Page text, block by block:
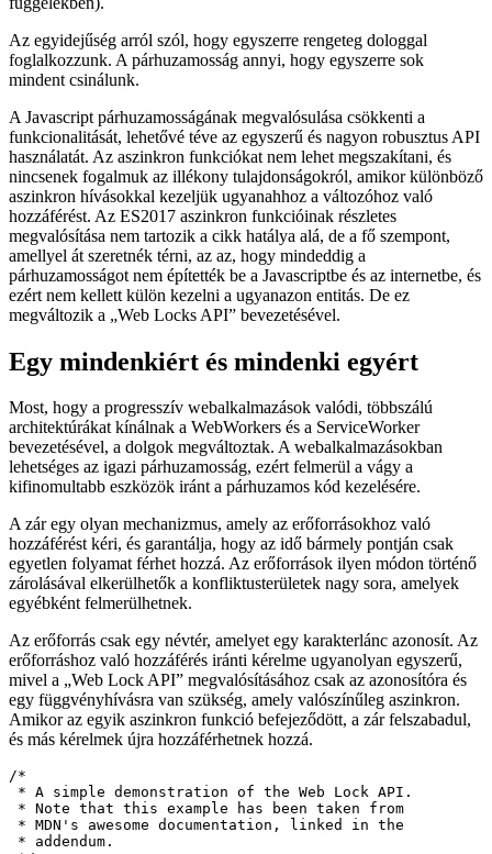
A Javascript aszinkron funkciói nem igazán párhuzamosak. Az
ES2017-től kezdődően a Javascript támogatja az egyidejű
függvényhívásokat. A különbséget Madhavan Nagarajan nagyon
szépen összefoglalja a következő állításban (link megtalálható a
függelékben).
Az egyidejűség arról szól, hogy egyszerre rengeteg dologgal
foglalkozzunk. A párhuzamosság annyi, hogy egyszerre sok
mindent csinálunk.
A Javascript párhuzamosságának megvalósulása csökkenti a
funkcionalitását, lehetővé téve az egyszerű és nagyon robusztus API
használatát. Az aszinkron funkciókat nem lehet megszakítani, és
nincsenek fogalmuk az illékony tulajdonságokról, amikor különböző
aszinkron hívásokkal kezeljük ugyanahhoz a változóhoz való
hozzáférést. Az ES2017 aszinkron funkcióinak részletes
megvalósítása nem tartozik a cikk hatálya alá, de a fő szempont,
párhuzamosságot nem építették be a Javascriptbe és az internetbe, és
megváltozik a „Web Locks API” bevezetésével.
Egy mindenkiért és mindenki egyért
Most, hogy a progresszív webalkalmazások valódi, többszálú
architektúrákat kínálnak a WebWorkers és a ServiceWorker
bevezetésével, a dolgok megváltoztak. A webalkalmazásokban
lehetséges az igazi párhuzamosság, ezért felmerül a vágy a
kifinomultabb eszközök iránt a párhuzamos kód kezelésére.
A zár egy olyan mechanizmus, amely az erőforrásokhoz való
hozzáférést kéri, és garantálja, hogy az idő bármely pontján csak
egyetlen folyamat férhet hozzá. Az erőforrások ilyen módon történő
zárolásával elkerülhetők a konfliktusterületek nagy sora, amelyek
egyébként felmerülhetnek.
Az erőforrás csak egy névtér, amelyet egy karakterlánc azonosít. Az
erőforráshoz való hozzáférés iránti kérelme ugyanolyan egyszerű,
mivel a „Web Lock API” megvalósításához csak az azonosítóra és
egy függvényhívásra van szükség, amely valószínűleg aszinkron.
Amikor az egyik aszinkron funkció befejeződött, a zár felszabadul,
és más kérelmek újra hozzáférhetnek hozzá.